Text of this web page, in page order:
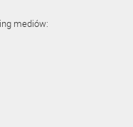
mediów: